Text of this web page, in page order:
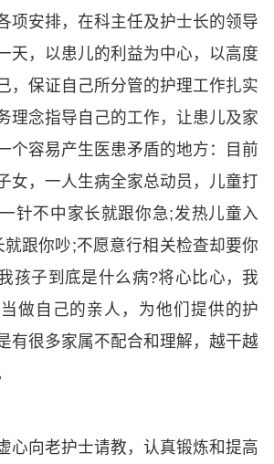
项安排，在科主任及护士长的领导
天，以患儿的利益为中心，以高度
，保证自己所分管的护理工作扎实
理念指导自己的工作，让患儿及家
个容易产生医患矛盾的地方：目前
女，一人生病全家总动员，儿童打
针不中家长就跟你急;发热儿童入
就跟你吵;不愿意行相关检查却要你
孩子到底是什么病?将心比心，我
做自己的亲人，为他们提供的护
有很多家属不配合和理解，越干越
心向老护士请教，认真锻炼和提高